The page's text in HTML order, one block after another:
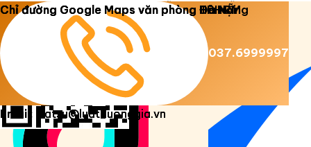
Copyright 2026 © Luật Dương Gia